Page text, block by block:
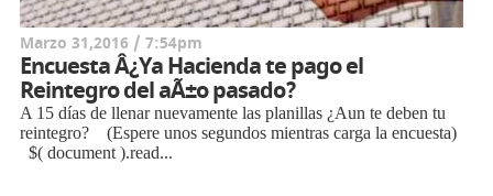
Marzo 31,2016 / 7:54pm
Encuesta Â¿Ya Hacienda te pago el
Reintegro del aÃ±o pasado?
A 15 días de llenar nuevamente las planillas ¿Aun te deben tu
reintegro? (Espere unos segundos mientras carga la encuesta)
$( document ).read...